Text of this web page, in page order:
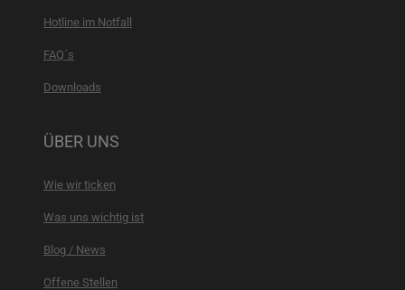
Hotline im Notfall
FAQ´s
Downloads
ÜBER UNS
Wie wir ticken
Was uns wichtig ist
Blog / News
Offene Stellen